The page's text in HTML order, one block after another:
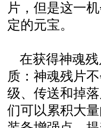
片，但是这一
定的元宝。
在获得神魂
质：神魂残片
级、传送和掉
们可以累积大